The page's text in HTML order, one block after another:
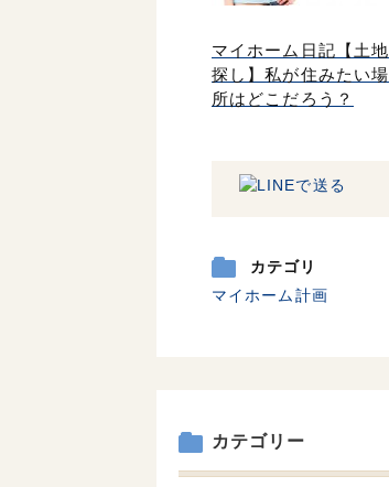
マイホーム日記【土地
探し】私が住みたい場
所はどこだろう？
カテゴリ
マイホーム計画
カテゴリー